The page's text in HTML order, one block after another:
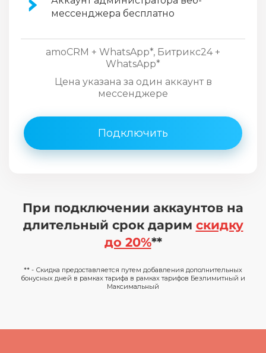
мессенджера бесплатно
amoCRM + WhatsApp*, Битрикс24 +
WhatsApp*
Цена указана за один аккаунт в
мессенджере
Подключить
При подключении аккаунтов на
длительный срок дарим скидку
до 20%**
** - Скидка предоставляется путем добавления дополнительных
бонусных дней в рамках тарифа в рамках тарифов Безлимитный и
Максимальный